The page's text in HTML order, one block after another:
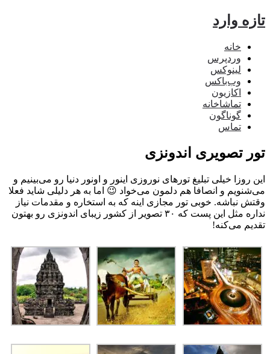
وارد
خانه
وردپرس
لینوکس
وب‌باکس
اکازیون
تماشاخانه
گوناگون
تماس
تصویری اندونزی
روزا خیلی تبلیغ تورهای نوروزی اینور و اونور دنیا رو می‌بینیم و
و انصافا هم دلمون می‌خواد 😉 اما به هر دلیلی شاید فعلا
نباشه. خوبی تور مجازی اینه که به استخاره و مقدمات نیاز
نداره مثل این پست که ۳۰ تصویر از کشور زیبای اندونزی رو بهتون
می‌کنه!